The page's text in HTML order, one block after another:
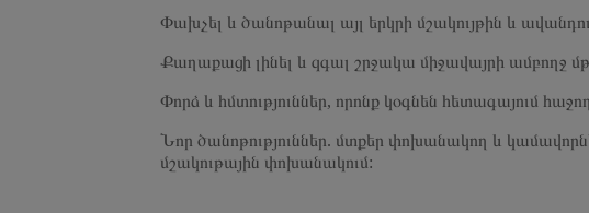
Փախչել և ծանոթանալ այլ երկրի մշակույթին և
Քաղաքացի լինել և զգալ շրջակա միջավայրի ամբողջ
Փորձ և հմտություններ, որոնք կօգնեն հետագայում
Նոր ծանոթություններ. մտքեր փոխանակող և
մշակութային փոխանակում: